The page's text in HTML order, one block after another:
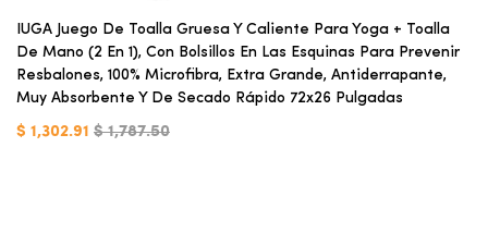
IUGA Juego De Toalla Gruesa Y Caliente Para Yoga + Toalla
De Mano (2 En 1), Con Bolsillos En Las Esquinas Para Prevenir
Resbalones, 100% Microfibra, Extra Grande, Antiderrapante,
Muy Absorbente Y De Secado Rápido 72x26 Pulgadas
$ 1,302.91 $ 1,787.50